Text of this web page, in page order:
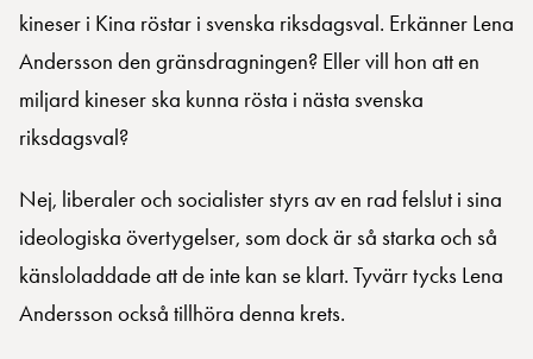
kineser i Kina röstar i svenska riksdagsval. Erkänner Lena
Andersson den gränsdragningen? Eller vill hon att en
miljard kineser ska kunna rösta i nästa svenska
riksdagsval?
Nej, liberaler och socialister styrs av en rad felslut i sina
ideologiska övertygelser, som dock är så starka och så
känsloladdade att de inte kan se klart. Tyvärr tycks Lena
Andersson också tillhöra denna krets.